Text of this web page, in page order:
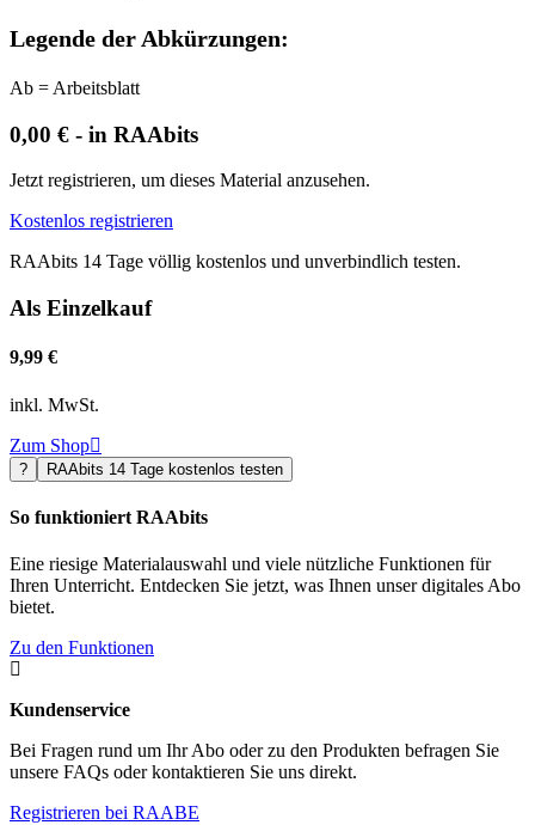
Legende der Abkürzungen:
Ab = Arbeitsblatt
0,00 € - in RAAbits
Jetzt registrieren, um dieses Material anzusehen.
Kostenlos registrieren
RAAbits 14 Tage völlig kostenlos und unverbindlich testen.
Als Einzelkauf
9,99 €
inkl. MwSt.
Zum Shop
? RAAbits 14 Tage kostenlos testen
So funktioniert RAAbits
Eine riesige Materialauswahl und viele nützliche Funktionen für
Ihren Unterricht. Entdecken Sie jetzt, was Ihnen unser digitales Abo
bietet.
Zu den Funktionen

Kundenservice
Bei Fragen rund um Ihr Abo oder zu den Produkten befragen Sie
unsere FAQs oder kontaktieren Sie uns direkt.
Registrieren bei RAABE